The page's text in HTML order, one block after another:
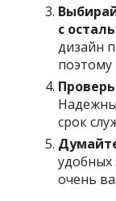
с
дизайн
поэтому
срок
удобных
очень